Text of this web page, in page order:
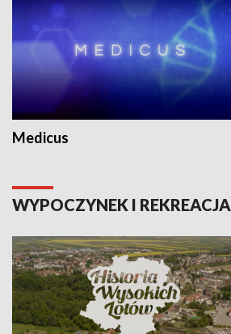
Medicus
WYPOCZYNEK I REKREACJA